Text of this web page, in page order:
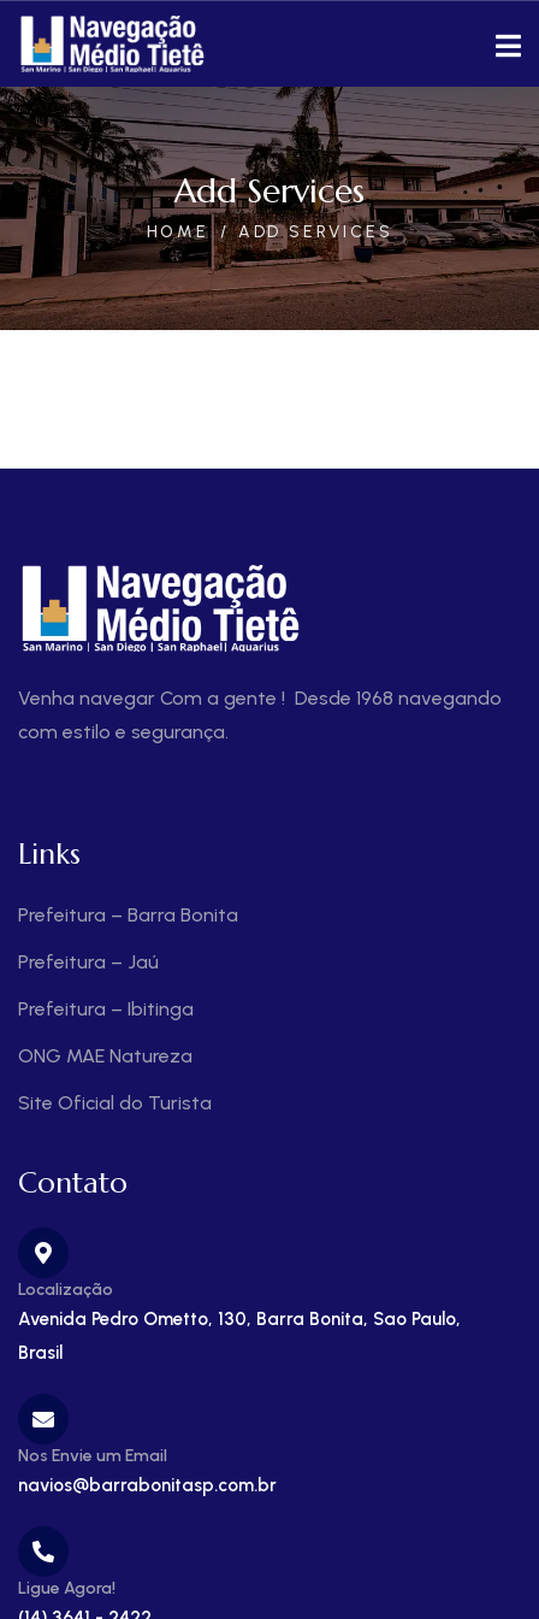
Add Services
HOME ADD SERVICES
Venha navegar Com a gente ! Desde 1968 navegando
com estilo e segurança.
Links
Prefeitura – Barra Bonita
Prefeitura – Jaú
Prefeitura – Ibitinga
ONG MAE Natureza
Site Oficial do Turista
Contato
Localização
Avenida Pedro Ometto, 130, Barra Bonita, Sao Paulo,
Brasil
Nos Envie um Email
navios@barrabonitasp.com.br
Ligue Agora!